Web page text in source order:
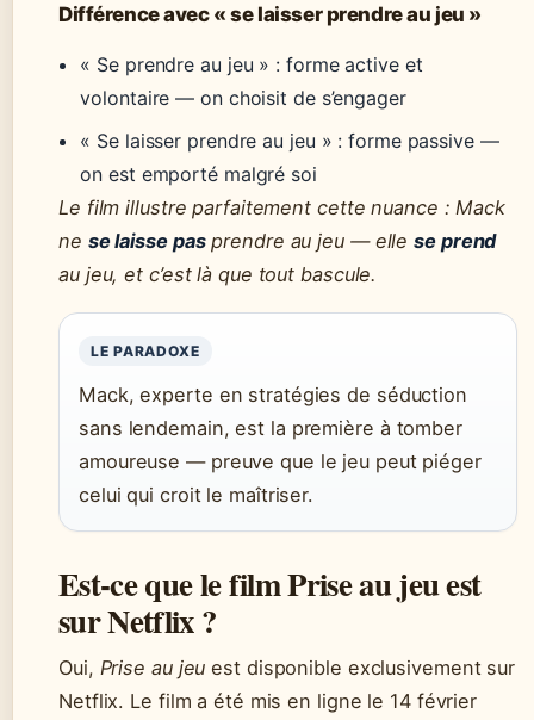
Différence avec « se laisser prendre au jeu »
« Se prendre au jeu » : forme active et
volontaire — on choisit de s’engager
« Se laisser prendre au jeu » : forme passive —
on est emporté malgré soi
Le film illustre parfaitement cette nuance : Mack
ne se laisse pasprendre au jeu — ellese prend
au jeu, et c’est là que tout bascule.
LE PARADOXE
Mack, experte en stratégies de séduction
sans lendemain, est la première à tomber
amoureuse — preuve que le jeu peut piéger
celui qui croit le maîtriser.
Est-ce que le film Prise au jeu est
sur Netflix ?
Oui, Prise au jeu est disponible exclusivement sur
Netflix. Le film a été mis en ligne le 14 février